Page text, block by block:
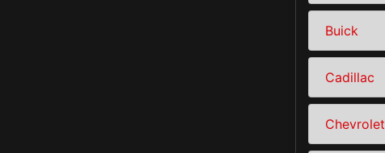
Buick
Cadillac
Chevrolet